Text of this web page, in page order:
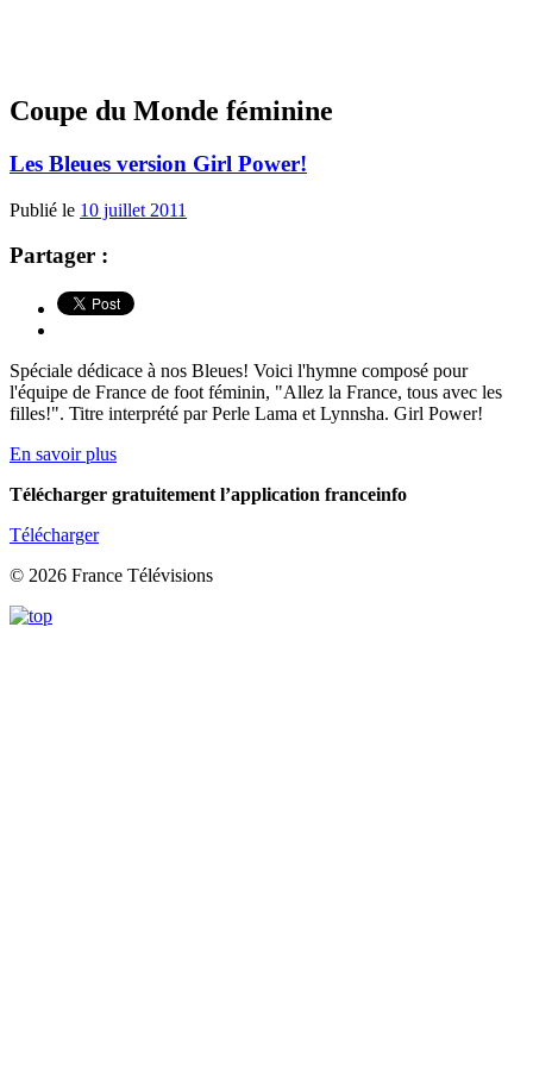
Coupe du Monde féminine
Les Bleues version Girl Power!
Publié le 10 juillet 2011
Partager :
Spéciale dédicace à nos Bleues! Voici l'hymne composé pour
l'équipe de France de foot féminin, "Allez la France, tous avec les
filles!". Titre interprété par Perle Lama et Lynnsha. Girl Power!
En savoir plus
Télécharger gratuitement l’application franceinfo
Télécharger
© 2026 France Télévisions